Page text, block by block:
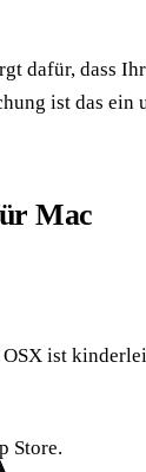
dafür, dass
ist das ein
Mac
ist
Store.